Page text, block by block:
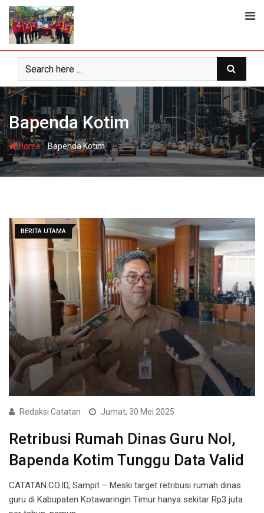
Skip
content
Bapenda Kotim
Home-Bapenda Kotim
BERITA UTAMA
Redaksi Catatan Jumat, 30 Mei 2025
Retribusi Rumah Dinas Guru Nol,
Bapenda Kotim Tunggu Data Valid
CATATAN.CO.ID, Sampit – Meski target retribusi rumah dinas
guru di Kabupaten Kotawaringin Timur hanya sekitar Rp3 juta